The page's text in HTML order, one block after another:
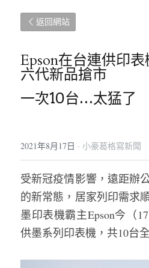
返回網站
Epson在台連供印
六代新品搶市
一次10台…太猛了
2021年8月17日 · 小豪葛格寫新聞
受新冠疫情影響，遠距辦
的新常態，居家列印需求
墨印表機霸主Epson今（
供墨系列印表機，共10台